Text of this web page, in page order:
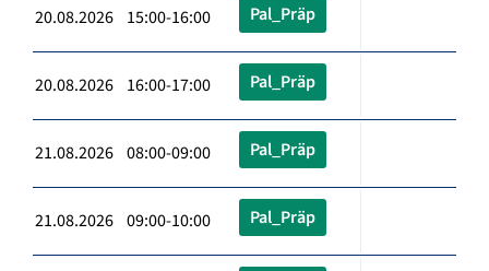
20.08.2026 15:00-16:00 Pal_Präp
20.08.2026 16:00-17:00 Pal_Präp
21.08.2026 08:00-09:00 Pal_Präp
21.08.2026 09:00-10:00 Pal_Präp